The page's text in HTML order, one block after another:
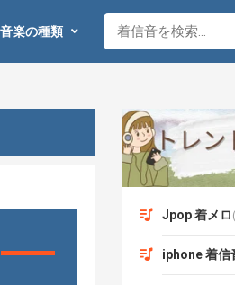
音楽の種類
Jpop 着メロ
iphone 着信